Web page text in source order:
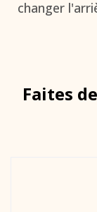
changer
Faites